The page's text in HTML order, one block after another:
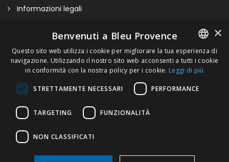
Informazioni legali
Visitate il nostro Showroom
FRENCH
×
Benvenuti a Bleu Provence
Questo sito web utilizza i cookie per migliorare la tua esperienza di
navigazione. Utilizzando il nostro sito web acconsenti a tutti i cookie
in conformità con la nostra policy per i cookie. Leggi di più
STRETTAMENTE NECESSARI PERFORMANCE
TARGETING FUNZIONALITÀ
NON CLASSIFICATI